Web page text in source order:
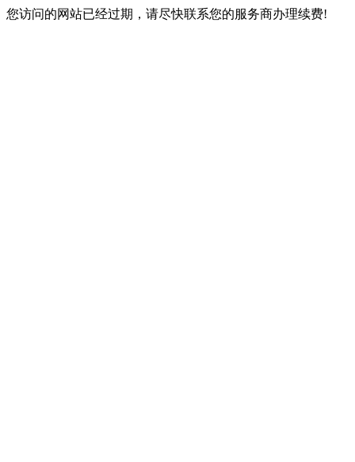
您访问的网站已经过期，请尽快联系您的服务商办理续费!